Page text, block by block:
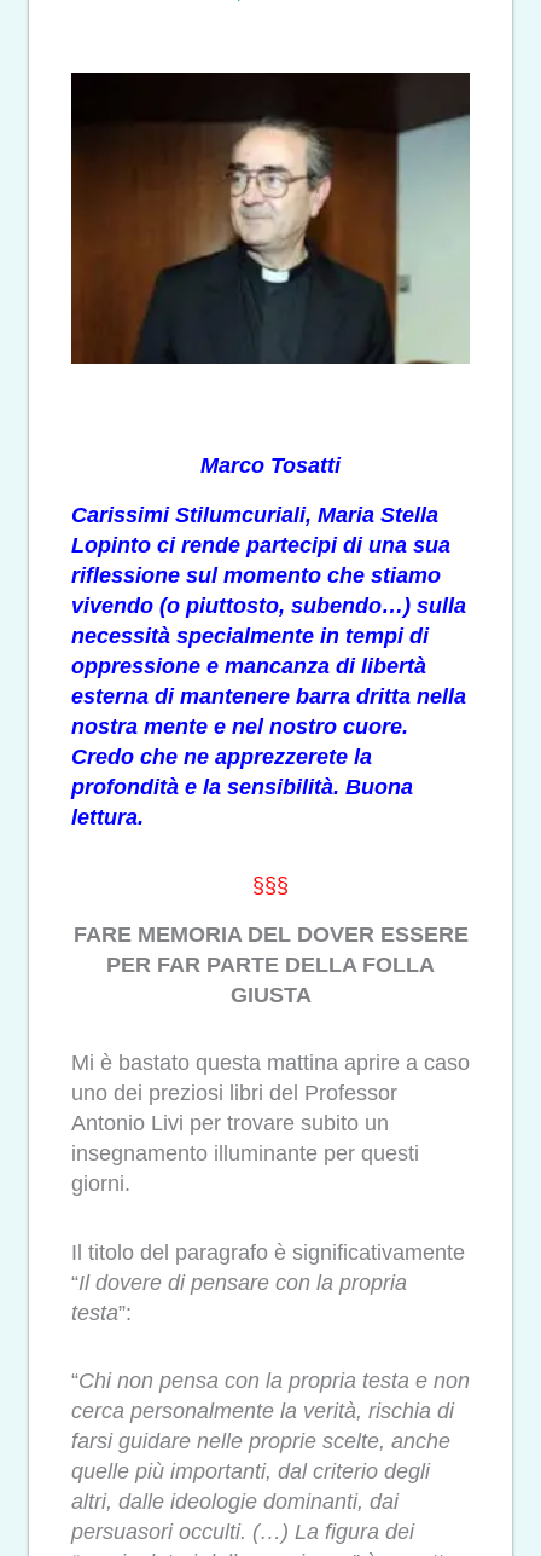
Marco Tosatti
Carissimi Stilumcuriali, Maria Stella
Lopinto ci rende partecipi di una sua
riflessione sul momento che stiamo
vivendo (o piuttosto, subendo…) sulla
necessità specialmente in tempi di
oppressione e mancanza di libertà
esterna di mantenere barra dritta nella
nostra mente e nel nostro cuore.
Credo che ne apprezzerete la
profondità e la sensibilità. Buona
lettura.
§§§
FARE MEMORIA DEL DOVER ESSERE
PER FAR PARTE DELLA FOLLA
GIUSTA
Mi è bastato questa mattina aprire a caso
uno dei preziosi libri del Professor
Antonio Livi per trovare subito un
insegnamento illuminante per questi
giorni.
Il titolo del paragrafo è significativamente
“Il dovere di pensare con la propria
testa”:
“Chi non pensa con la propria testa e non
cerca personalmente la verità, rischia di
farsi guidare nelle proprie scelte, anche
quelle più importanti, dal criterio degli
altri, dalle ideologie dominanti, dai
persuasori occulti. (…) La figura dei